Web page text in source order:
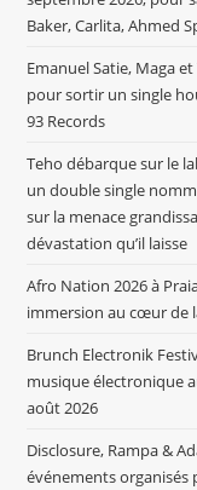
Baker, Carlita, Ahmed
Emanuel Satie, Maga
pour sortir un single
93 Records
Teho débarque sur le
un double single
sur la menace
dévastation qu’il laisse
Afro Nation 2026 à
immersion au cœur de
Brunch Electronik
musique électronique
août 2026
Disclosure, Rampa &
événements organisés